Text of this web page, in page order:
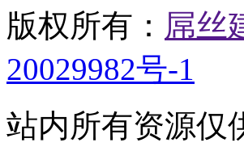
版权所有： 屌丝
20029982号-1
站内所有资源仅